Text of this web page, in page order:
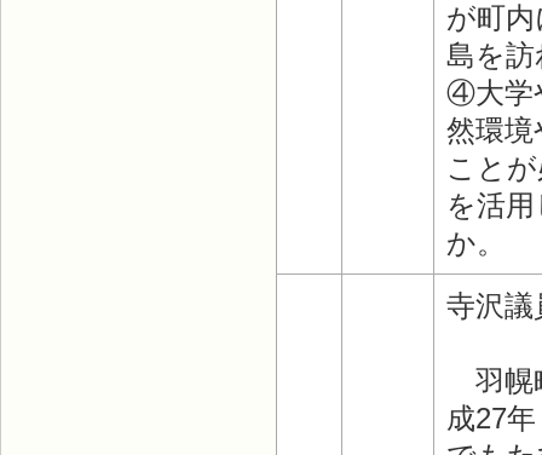
が町
島を
④大学
然環
こと
を活
か。
寺沢
羽幌
成27